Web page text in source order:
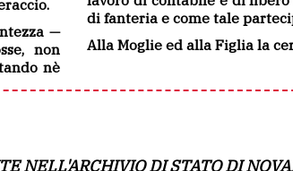
—
non
nè
di fanteria e come tale
Alla Moglie ed alla Figlia la
NELL'ARCHIVIO DI STATO DI